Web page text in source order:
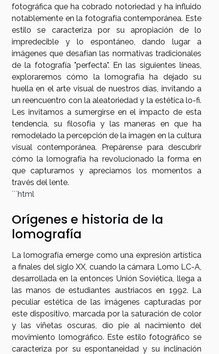
fotográfica que ha cobrado notoriedad y ha influido
notablemente en la fotografía contemporánea. Este
estilo se caracteriza por su apropiación de lo
impredecible y lo espontáneo, dando lugar a
imágenes que desafían las normativas tradicionales
de la fotografía "perfecta". En las siguientes líneas,
exploraremos cómo la lomografía ha dejado su
huella en el arte visual de nuestros días, invitando a
un reencuentro con la aleatoriedad y la estética lo-fi.
Les invitamos a sumergirse en el impacto de esta
tendencia, su filosofía y las maneras en que ha
remodelado la percepción de la imagen en la cultura
visual contemporánea. Prepárense para descubrir
cómo la lomografía ha revolucionado la forma en
que capturamos y apreciamos los momentos a
través del lente.
```html
Orígenes e historia de la
lomografía
La lomografía emerge como una expresión artística
a finales del siglo XX, cuando la cámara Lomo LC-A,
desarrollada en la entonces Unión Soviética, llega a
las manos de estudiantes austriacos en 1992. La
peculiar estética de las imágenes capturadas por
este dispositivo, marcada por la saturación de color
y las viñetas oscuras, dio pie al nacimiento del
movimiento lomográfico. Este estilo fotográfico se
caracteriza por su espontaneidad y su inclinación